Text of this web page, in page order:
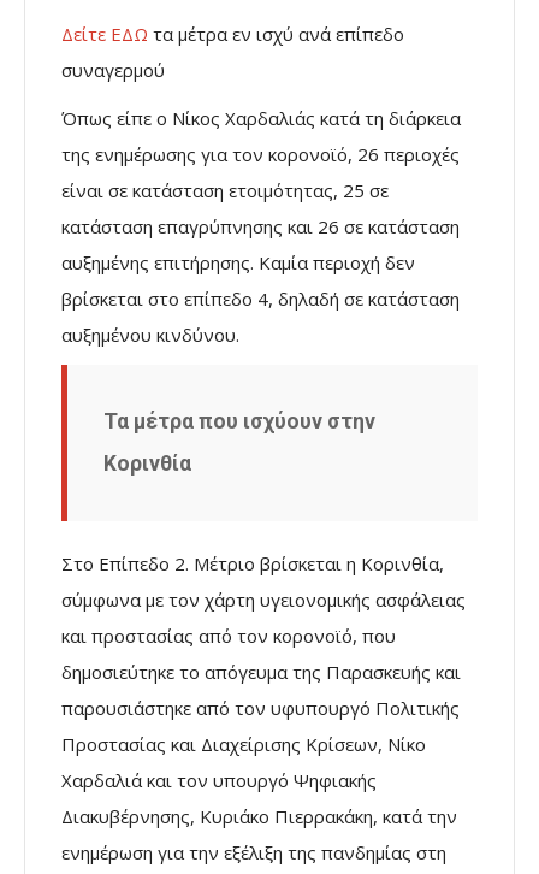
Δείτε ΕΔΩ τα μέτρα εν ισχύ ανά επίπεδο
συναγερμού
Όπως είπε ο Νίκος Χαρδαλιάς κατά τη διάρκεια
της ενημέρωσης για τον κορονοϊό, 26 περιοχές
είναι σε κατάσταση ετοιμότητας, 25 σε
κατάσταση επαγρύπνησης και 26 σε κατάσταση
αυξημένης επιτήρησης. Καμία περιοχή δεν
βρίσκεται στο επίπεδο 4, δηλαδή σε κατάσταση
αυξημένου κινδύνου.
Τα μέτρα που ισχύουν στην
Κορινθία
Στο Επίπεδο 2. Μέτριο βρίσκεται η Κορινθία,
σύμφωνα με τον χάρτη υγειονομικής ασφάλειας
και προστασίας από τον κορονοϊό, που
δημοσιεύτηκε το απόγευμα της Παρασκευής και
παρουσιάστηκε από τον υφυπουργό Πολιτικής
Προστασίας και Διαχείρισης Κρίσεων, Νίκο
Χαρδαλιά και τον υπουργό Ψηφιακής
Διακυβέρνησης, Κυριάκο Πιερρακάκη, κατά την
ενημέρωση για την εξέλιξη της πανδημίας στη